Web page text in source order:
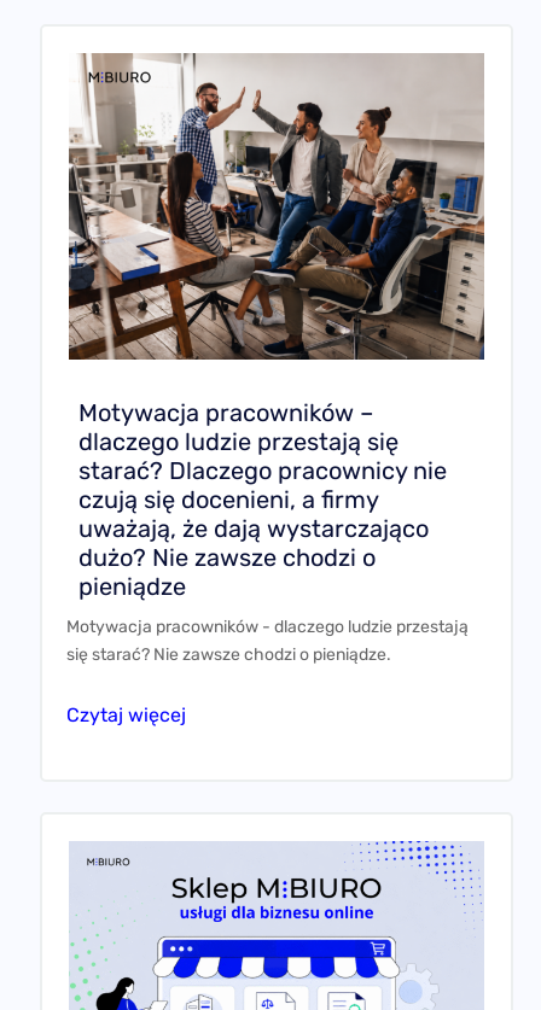
Motywacja pracowników –
dlaczego ludzie przestają się
starać? Dlaczego pracownicy nie
czują się docenieni, a firmy
uważają, że dają wystarczająco
dużo? Nie zawsze chodzi o
pieniądze
Motywacja pracowników - dlaczego ludzie przestają
się starać? Nie zawsze chodzi o pieniądze.
Czytaj więcej